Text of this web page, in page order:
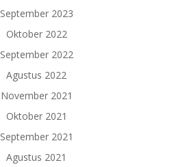
September 2023
Oktober 2022
September 2022
Agustus 2022
November 2021
Oktober 2021
September 2021
Agustus 2021